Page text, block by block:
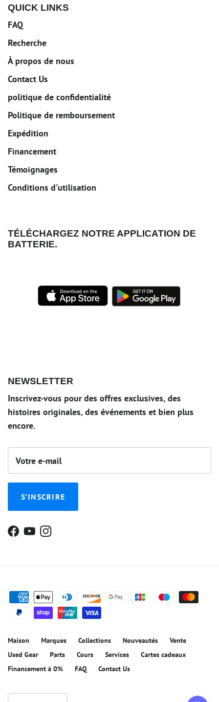
QUICK LINKS
FAQ
Recherche
À propos de nous
Contact Us
politique de confidentialité
Politique de remboursement
Expédition
Financement
Témoignages
Conditions d'utilisation
TÉLÉCHARGEZ NOTRE APPLICATION DE
BATTERIE.
NEWSLETTER
Inscrivez-vous pour des offres exclusives, des
histoires originales, des événements et bien plus
encore.
S’INSCRIRE
Facebook
YouTubeInstagram
Maison Marques Collections Nouveautés
Vente
Used Gear
Parts Cours Services
Cartes cadeaux
Financement à 0%
FAQ Contact Us